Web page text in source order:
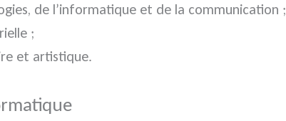
de l’informatique et de la communication ;
;
et artistique.